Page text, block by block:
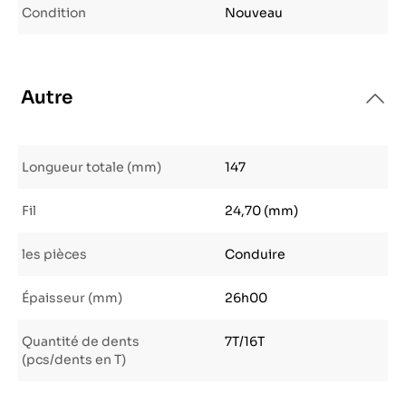
Condition Nouveau
Autre
Longueur totale (mm) 147
Fil 24,70 (mm)
les pièces Conduire
Épaisseur (mm) 26h00
Quantité de dents
(pcs/dents en T)
7T/16T